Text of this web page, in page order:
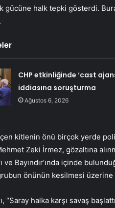
gücüne halk tepki gösterdi.
CHP etkinliğinde ‘cast
iddiasına soruşturma
Ağustos 6, 2026
kitlenin önü birçok yerde
Zeki İrmez, gözaltına
ve Bayındır’ında içinde
önünün kesilmesi üzerine
“Saray halka karşı savaş